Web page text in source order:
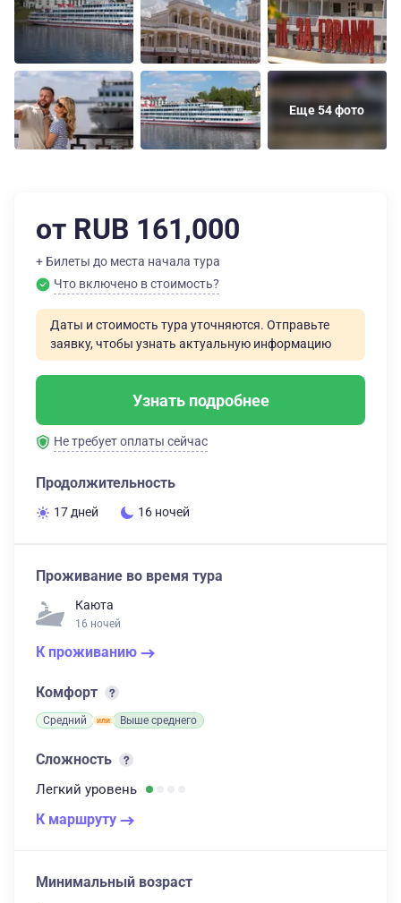
Еще 54 фото
от RUB 161,000
+ Билеты до места начала тура
Что включено в стоимость?
Даты и стоимость тура уточняются. Отправьте
заявку, чтобы узнать актуальную информацию
Узнать подробнее
Не требует оплаты сейчас
Продолжительность
17 дней 16 ночей
Проживание во время тура
Каюта
16 ночей
К проживанию
Комфорт
Средний Выше среднего
Сложность
Легкий уровень
К маршруту
Минимальный возраст